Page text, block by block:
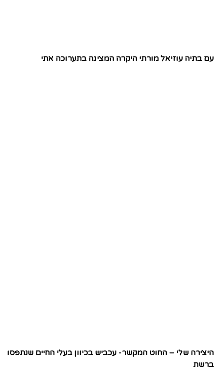
עם בתיה עוזיאל מורתי היקרה המציגה בתערוכה אתי
היצירה שלי – החוט המקשר- עכביש בכיוון בעלי החיים שנתפסו
ברשת